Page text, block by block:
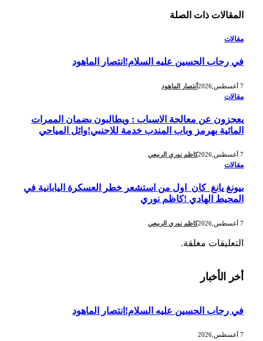
المقالاتذات الصلة
مقالات
في رحاب الحسين عليه السلام!انتصار الماهود
أنتصار الماهود
مقالات
يعجزون عن معالجة الاسباب : ويطالبون بضمان الممرات
المائية بهرمز وباب المندب خدمة للاجنبي!وائل المياحي
كاظم نوري الربيعي
مقالات
بيونغ يانغ كان اول من استشعر خطر العسكرة اليابانية في
المحيط الهادي !كاظم نوري
كاظم نوري الربيعي
التعليقات مغلقة.
أخر الأخبار
في رحاب الحسين عليه السلام!انتصار الماهود